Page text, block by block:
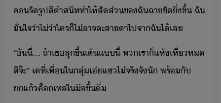
ค​รัรูป​สีำ​สิท​ทำให้​สัส่​ข​ฉั​ฉา​ชั​ิ่ขึ้​ ​ฉั​
ั่ใจ​่า​ไ่่า​ใคร​็​ไ่​าจ​ละสาตา​ไป​จา​ฉั​ไ้​เล
“​ฮั​ี่​...​ ​ถ้า​เธ​ลุขึ้​เต้​แี้​ ​พเรา​็​แห้เหี่​ห​
สิ​จ๊ะ​”​ ​เค​ที่​เพื่​ใ​ลุ่​เ่​แซ​ไ่​จริจั​ั​ ​พร้ั​
แ้​ค็เทล​ใ​ืขึ้​ื่